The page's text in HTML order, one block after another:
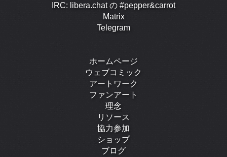
IRC: libera.chat の #pepper&carrot
Matrix
Telegram
ホームページ
ウェブコミック
アートワーク
ファンアート
理念
リソース
協力参加
ショップ
ブログ